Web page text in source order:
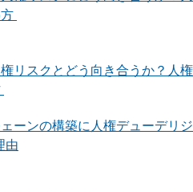
リスクとどう向き合うか？人権